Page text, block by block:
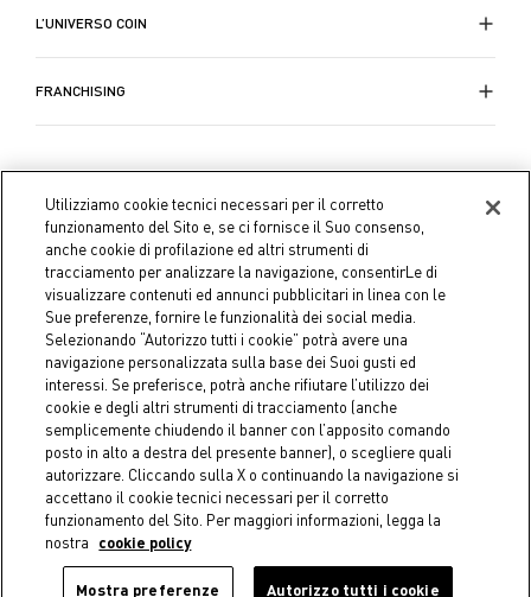
L’UNIVERSO COIN
FRANCHISING
Coin S.p.A. C.F./P.IVA 04391480276, capitale sociale 10.123.282,23
Euro i.v.
Dati aziendali Cookie Policy Informativa Privacy
Utilizziamo cookie tecnici necessari per il corretto
funzionamento del Sito e, se ci fornisce il Suo consenso,
anche cookie di profilazione ed altri strumenti di
tracciamento per analizzare la navigazione, consentirLe di
visualizzare contenuti ed annunci pubblicitari in linea con le
Sue preferenze, fornire le funzionalità dei social media.
Selezionando “Autorizzo tutti i cookie” potrà avere una
navigazione personalizzata sulla base dei Suoi gusti ed
interessi. Se preferisce, potrà anche rifiutare l’utilizzo dei
cookie e degli altri strumenti di tracciamento (anche
semplicemente chiudendo il banner con l’apposito comando
posto in alto a destra del presente banner), o scegliere quali
autorizzare. Cliccando sulla X o continuando la navigazione si
accettano il cookie tecnici necessari per il corretto
funzionamento del Sito. Per maggiori informazioni, legga la
nostra
cookie policy
Mostra preferenze Autorizzo tutti i cookie